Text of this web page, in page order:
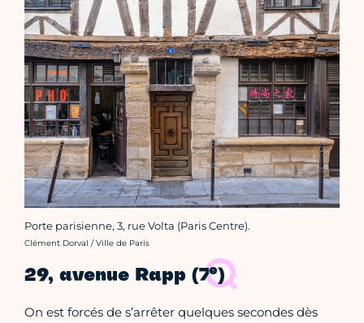
Porte parisienne, 3, rue Volta (Paris Centre).
Crédit photo :
Clément Dorval / Ville de Paris
29, avenue Rapp (7e)
On est forcés de s’arrêter quelques secondes dès